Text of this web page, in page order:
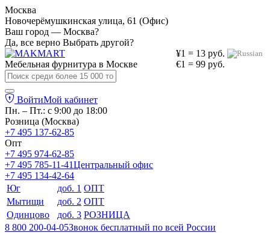
Москва
Новочерёмушкинская улица, 61 (Офис)
Ваш город — Москва?
Да, все верно Выбрать другой?
¥1 = 13 руб.
€1 = 99 руб.
Мебельная фурнитура в Москве
ВойтиМой кабинет
Пн. – Пт.: с 9:00 до 18:00
Розница (Москва)
+7 495 137-62-85
Опт
+7 495 974-62-85
+7 495 785-11-41Центральный офис
+7 495 134-42-64
Юг
доб. 1 ОПТ
Мытищи
доб. 2 ОПТ
Одинцово
доб. 3 РОЗНИЦА
8 800 200-04-05Звонок бесплатный по всей России